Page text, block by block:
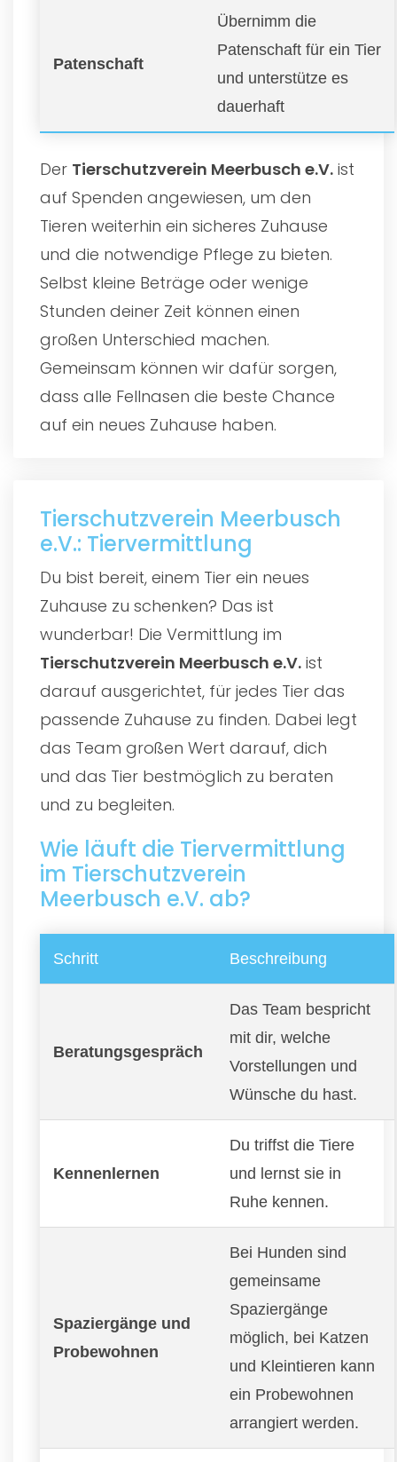
Patenschaft
Übernimm die
Patenschaft für ein Tier
und unterstütze es
dauerhaft
Der Tierschutzverein Meerbusch e.V. ist
auf Spenden angewiesen, um den
Tieren weiterhin ein sicheres Zuhause
und die notwendige Pflege zu bieten.
Selbst kleine Beträge oder wenige
Stunden deiner Zeit können einen
großen Unterschied machen.
Gemeinsam können wir dafür sorgen,
dass alle Fellnasen die beste Chance
auf ein neues Zuhause haben.
Tierschutzverein Meerbusch
e.V.: Tiervermittlung
Du bist bereit, einem Tier ein neues
Zuhause zu schenken? Das ist
wunderbar! Die Vermittlung im
Tierschutzverein Meerbusch e.V. ist
darauf ausgerichtet, für jedes Tier das
passende Zuhause zu finden. Dabei legt
das Team großen Wert darauf, dich
und das Tier bestmöglich zu beraten
und zu begleiten.
Wie läuft die Tiervermittlung
im Tierschutzverein
Meerbusch e.V. ab?
Schritt Beschreibung
Beratungsgespräch
Das Team bespricht
mit dir, welche
Vorstellungen und
Wünsche du hast.
Kennenlernen
Du triffst die Tiere
und lernst sie in
Ruhe kennen.
Spaziergänge und
Probewohnen
Bei Hunden sind
gemeinsame
Spaziergänge
möglich, bei Katzen
und Kleintieren kann
ein Probewohnen
arrangiert werden.